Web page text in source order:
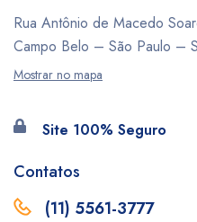
Rua Antônio de Macedo
Campo Belo – São Paulo –
Mostrar no mapa
Site 100% Seguro
Contatos
(11) 5561-3777